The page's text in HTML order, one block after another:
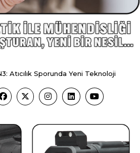
Atıcılık Sporunda Yeni Teknoloji